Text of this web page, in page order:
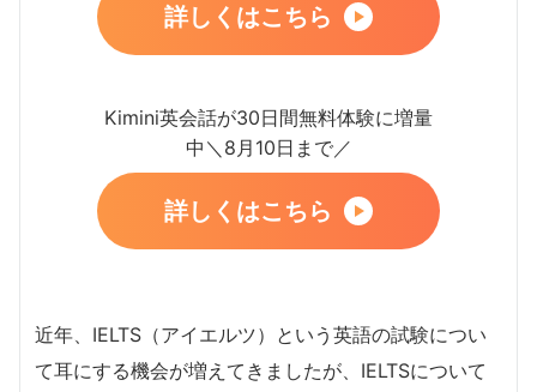
詳しくはこちら
Kimini英会話が30日間無料体験に増量
中＼8月10日まで／
詳しくはこちら
近年、IELTS（アイエルツ）という英語の試験につい
て耳にする機会が増えてきましたが、IELTSについて